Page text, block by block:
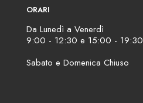
ORARI
Da Lunedì a Venerdì
9:00 - 12:30 e 15:00 - 19:30
Sabato e Domenica Chiuso